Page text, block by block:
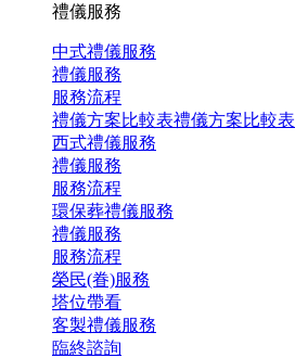
禮儀服務
中式禮儀服務
禮儀服務
服務流程
禮儀方案比較表禮儀方案比較表
西式禮儀服務
禮儀服務
服務流程
環保葬禮儀服務
禮儀服務
服務流程
榮民(眷)服務
塔位帶看
客製禮儀服務
臨終諮詢